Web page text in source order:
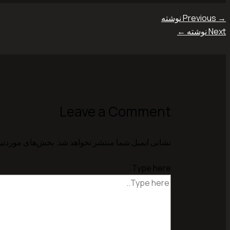
→
Next نوشته
←